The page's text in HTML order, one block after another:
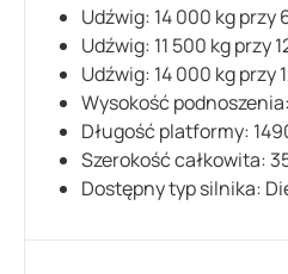
Udźwig: 14 000 kg przy
Udźwig: 11 500 kg przy
Udźwig: 14 000 kg przy
Wysokość
Długość platformy:
Szerokość całkowita:
Dostępny typ silnika: